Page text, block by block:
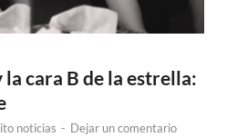
cara B de la estrella:
noticias - Dejar un comentario